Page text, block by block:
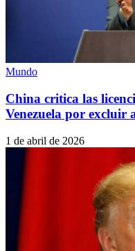
Mundo
China critica las
Venezuela por excluir
1 de abril de 2026